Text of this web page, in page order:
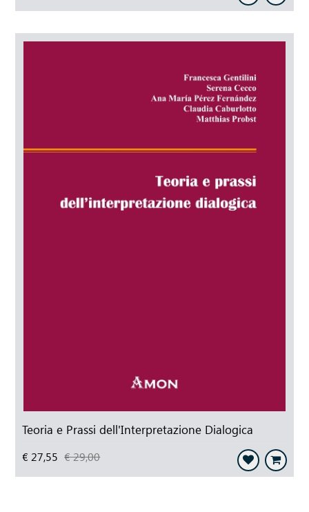
Teoria e Prassi dell'Interpretazione Dialogica
€ 27,55 € 29,00